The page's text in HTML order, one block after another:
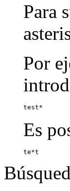
Para
Por
test*
Es
te*t